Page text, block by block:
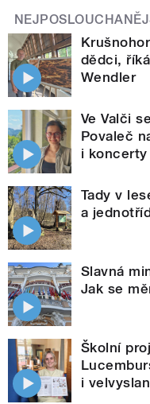
dědci,
Wendler
Ve Valči
Povaleč
i koncerty
Tady v
a
Slavná
Jak se
Školní
i